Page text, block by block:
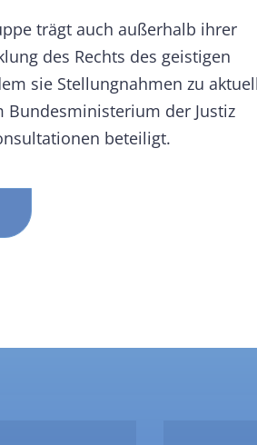
trägt auch außerhalb ihrer
des Rechts des geistigen
sie Stellungnahmen zu
Bundesministerium der Justiz
beteiligt.